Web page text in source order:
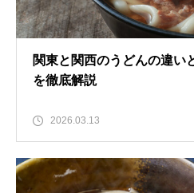
関東と関西のうどんの違い
を徹底解説
2026.03.13